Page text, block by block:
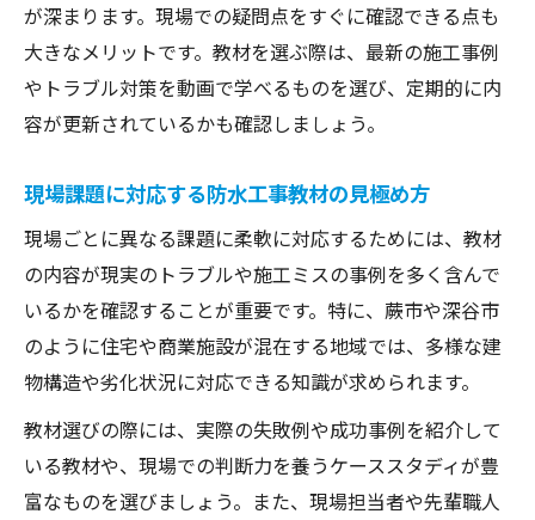
防水工事教材活用で現場力を底上げする秘
訣
深谷市・蕨市の現場で強みとなる学びの工
が深まります。現場での疑問点をすぐに確認できる点も
大きなメリットです。教材を選ぶ際は、最新の施工事例
やトラブル対策を動画で学べるものを選び、定期的に内
容が更新されているかも確認しましょう。
現場課題に対応する防水工事教材の見極め方
現場ごとに異なる課題に柔軟に対応するためには、教材
の内容が現実のトラブルや施工ミスの事例を多く含んで
いるかを確認することが重要です。特に、蕨市や深谷市
のように住宅や商業施設が混在する地域では、多様な建
物構造や劣化状況に対応できる知識が求められます。
教材選びの際には、実際の失敗例や成功事例を紹介して
いる教材や、現場での判断力を養うケーススタディが豊
富なものを選びましょう。また、現場担当者や先輩職人